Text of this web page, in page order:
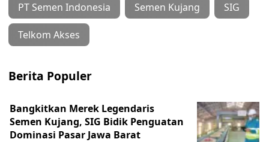
PT Semen Indonesia Semen Kujang SIG
Telkom Akses
Berita Populer
Bangkitkan Merek Legendaris
Semen Kujang, SIG Bidik Penguatan
Dominasi Pasar Jawa Barat